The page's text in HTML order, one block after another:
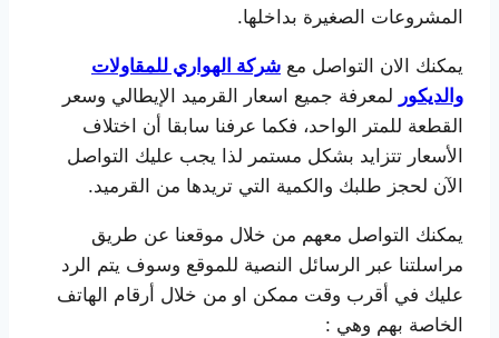
المشروعات الصغيرة بداخلها.
يمكنك الان التواصل مع شركة الهواري للمقاولات
والديكور لمعرفة جميع اسعار القرميد الإيطالي وسعر
القطعة للمتر الواحد، فكما عرفنا سابقا أن اختلاف
الأسعار تتزايد بشكل مستمر لذا يجب عليك التواصل
الآن لحجز طلبك والكمية التي تريدها من القرميد.
يمكنك التواصل معهم من خلال موقعنا عن طريق
مراسلتنا عبر الرسائل النصية للموقع وسوف يتم الرد
عليك في أقرب وقت ممكن او من خلال أرقام الهاتف
الخاصة بهم وهي :